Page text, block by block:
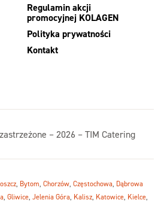
Regulamin akcji
promocyjnej KOLAGEN
Polityka prywatności
Kontakt
– 2026 – TIM Catering
, Bytom, Chorzów, Częstochowa, Dąbrowa
, Gliwice, Jelenia Góra, Kalisz, Katowice, Kielce,